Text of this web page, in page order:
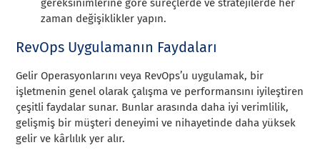
gereksinimlerine göre süreçlerde ve stratejilerde her
zaman değişiklikler yapın.
RevOps Uygulamanın Faydaları
Gelir Operasyonlarını veya RevOps’u uygulamak, bir
işletmenin genel olarak çalışma ve performansını iyileştiren
çeşitli faydalar sunar. Bunlar arasında daha iyi verimlilik,
gelişmiş bir müşteri deneyimi ve nihayetinde daha yüksek
gelir ve kârlılık yer alır.